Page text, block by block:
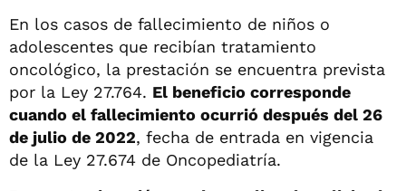
En los casos de fallecimiento de niños o
adolescentes que recibían tratamiento
oncológico, la prestación se encuentra prevista
por la Ley 27.764. El beneficio corresponde
cuando el fallecimiento ocurrió después del 26
de julio de 2022, fecha de entrada en vigencia
de la Ley 27.674 de Oncopediatría.